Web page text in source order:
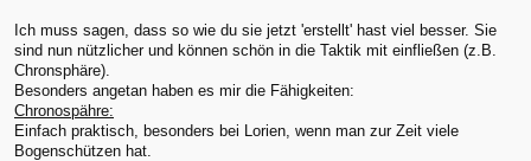
Ich muss sagen, dass so wie du sie jetzt 'erstellt' hast viel besser. Sie
sind nun nützlicher und können schön in die Taktik mit einfließen (z.B.
Chronsphäre).
Besonders angetan haben es mir die Fähigkeiten:
Chronospähre:
Einfach praktisch, besonders bei Lorien, wenn man zur Zeit viele
Bogenschützen hat.